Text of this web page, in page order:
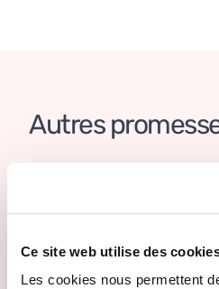
Ce site web utilise des
Les cookies nous permettent
Autres